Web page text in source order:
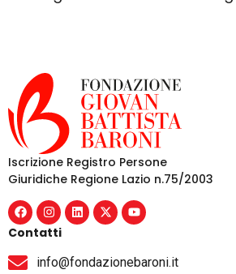
Iscrizione Registro Persone
Giuridiche Regione Lazio n.75/2003
Contatti
info@fondazionebaroni.it